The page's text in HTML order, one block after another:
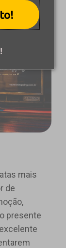
mais
de
presente